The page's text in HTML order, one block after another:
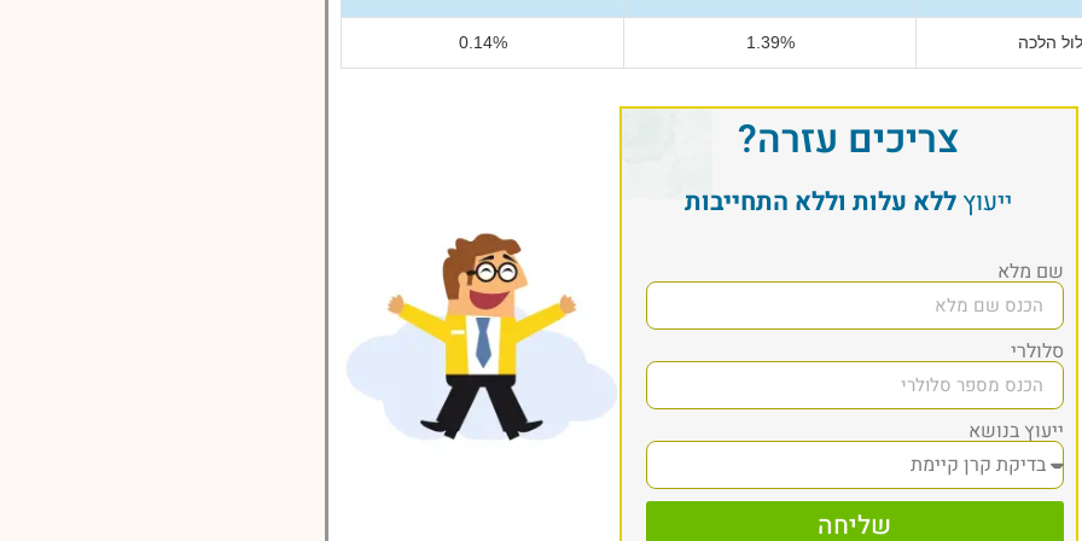
הלכה 1.39%
0.14%
צריכים עזרה?
ייעוץללא עלות וללא התחייבות
שם מלא
סלולרי
ייעוץ בנושא
שליחה